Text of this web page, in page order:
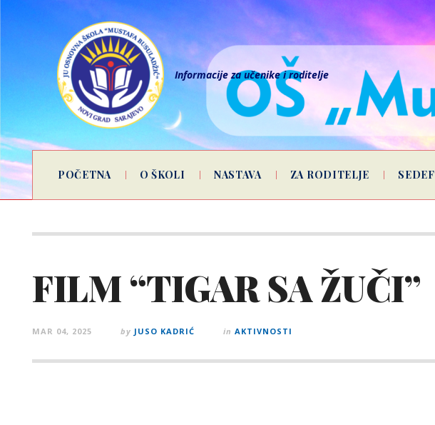
Informacije za učenike i roditelje
POČETNA O ŠKOLI NASTAVA ZA RODITELJE SEDEF
FILM “TIGAR SA ŽUČI”
MAR 04, 2025 by JUSO KADRIĆ in AKTIVNOSTI